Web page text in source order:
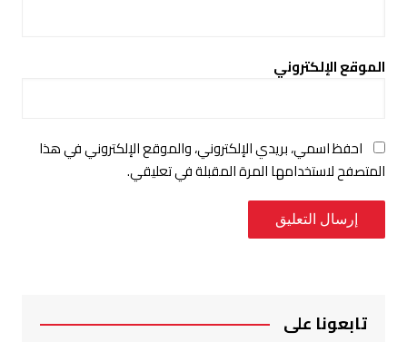
الموقع الإلكتروني
احفظ اسمي، بريدي الإلكتروني، والموقع الإلكتروني في هذا
المتصفح لاستخدامها المرة المقبلة في تعليقي.
تابعونا على